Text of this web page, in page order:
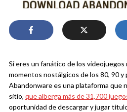
Si eres un fanático de los
momentos nostálgicos de los 80, 90 y
Abandonware es una plataforma que
sitio, que alberga más de 31,700
oportunidad de descargar y jugar